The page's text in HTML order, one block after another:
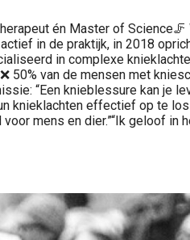
én Master of
in de praktijk, in 2018
in complexe
van de mensen met
“Een knieblessure kan je
knieklachten effectief op te
mens en dier.”“Ik geloof